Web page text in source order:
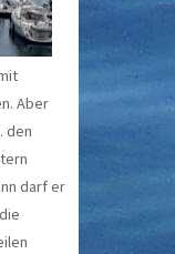
Aber
den
darf er